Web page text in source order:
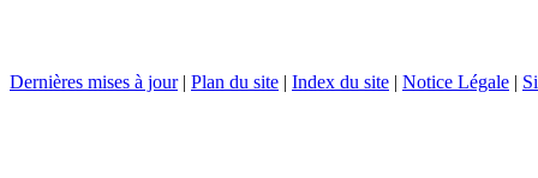
Dernières mises à jour| Plan du site | Index du site | Notice Légale |